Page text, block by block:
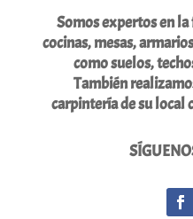
Somos expertos en
cocinas, mesas,
como suelos,
También
carpintería de su local